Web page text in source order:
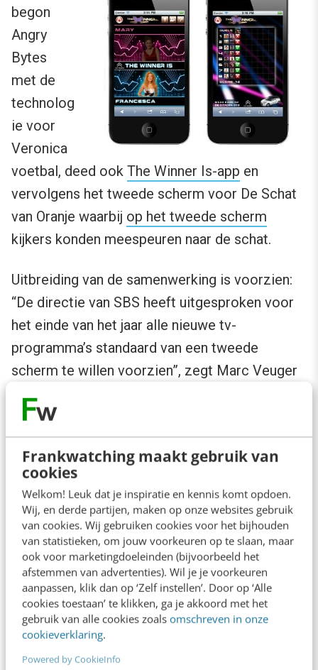
Frankwatching maakt gebruik van
cookies
Welkom! Leuk dat je inspiratie en kennis komt opdoen.
Wij, en derde partijen, maken op onze websites gebruik
van cookies. Wij gebruiken cookies voor het bijhouden
van statistieken, om jouw voorkeuren op te slaan, maar
ook voor marketingdoeleinden (bijvoorbeeld het
afstemmen van advertenties). Wil je je voorkeuren
aanpassen, klik dan op ‘Zelf instellen’. Door op ‘Alle
cookies toestaan’ te klikken, ga je akkoord met het
gebruik van alle cookies zoals omschreven in onze
cookieverklaring.
Powered by CookieInfo
begon
Angry
Bytes
met de
technolog
ie voor
Veronica
voetbal, deed ook The Winner Is-app en
vervolgens het tweede scherm voor De Schat
van Oranje waarbij op het tweede scherm
kijkers konden meespeuren naar de schat.
Uitbreiding van de samenwerking is voorzien:
“De directie van SBS heeft uitgesproken voor
het einde van het jaar alle nieuwe tv-
programma’s standaard van een tweede
scherm te willen voorzien”, zegt Marc Veuger
van Angry Bytes.
Voordeel voor SBS is bijvoorbeeld dat kijkers
ook gedurende reclamepauzes via het tweede
scherm vermaakt kunnen worden waardoor ze
juist wel de reclames op tv blijven kijken. Om
nog niet te spreken van de ‘call to action’ die
mogelijk is.
Veuger: “We zijn nog op zoek naar nieuwe
vormen die wat verder gaan dan de
gebruikelijke aanvraag van een proefrit die in
oudere versies van interactiviteit steeds